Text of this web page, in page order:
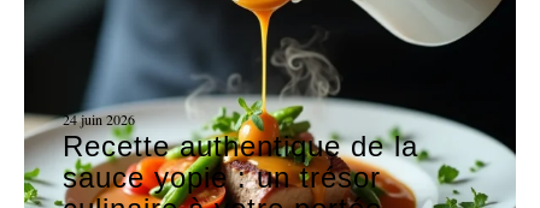
24 juin 2026
Recette authentique de la
sauce yopie : un trésor